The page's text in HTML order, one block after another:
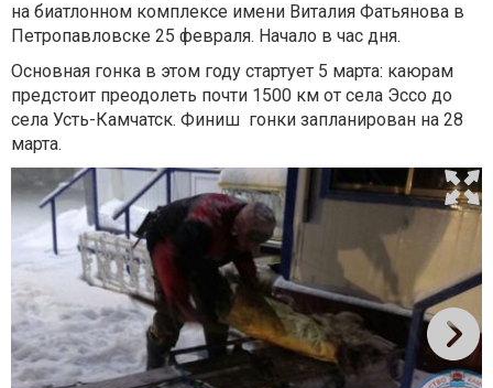
на биатлонном комплексе имени Виталия Фатьянова в
Петропавловске 25 февраля. Начало в час дня.
Основная гонка в этом году стартует 5 марта: каюрам
предстоит преодолеть почти 1500 км от села Эссо до
села Усть-Камчатск. Финиш гонки запланирован на 28
марта.